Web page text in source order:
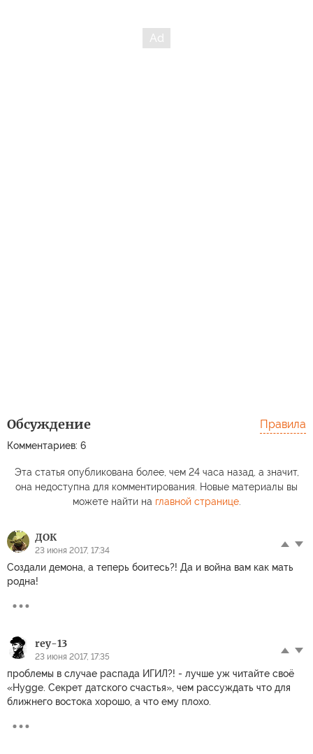
Обсуждение
Комментариев: 6
Правила
Эта статья опубликована более, чем 24 часа назад, а значит,
она недоступна для комментирования. Новые материалы вы
можете найти на главной странице.
ДОК
23 июня 2017, 17:34
Создали демона, а теперь боитесь?! Да и война вам как мать
родна!
rey-13
23 июня 2017, 17:35
проблемы в случае распада ИГИЛ?! - лучше уж читайте своё
«Hygge. Секрет датского счастья», чем рассуждать что для
ближнего востока хорошо, а что ему плохо.